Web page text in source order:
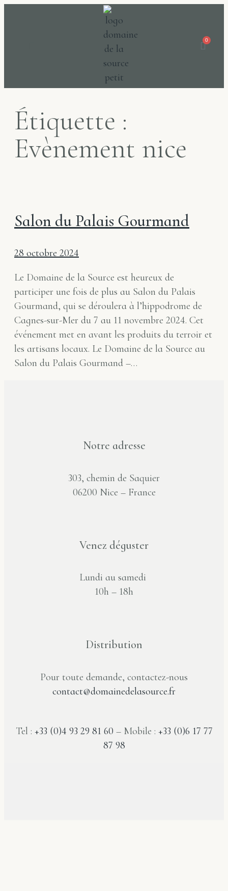
0
Étiquette :
Evènement nice
Salon du Palais Gourmand
28 octobre 2024
Le Domaine de la Source est heureux de
participer une fois de plus au Salon du Palais
Gourmand, qui se déroulera à l’hippodrome de
Cagnes-sur-Mer du 7 au 11 novembre 2024. Cet
événement met en avant les produits du terroir et
les artisans locaux. Le Domaine de la Source au
Salon du Palais Gourmand –…
Notre adresse
303, chemin de Saquier
06200 Nice – France
Venez déguster
Lundi au samedi
10h – 18h
Distribution
Pour toute demande, contactez-nous
contact@domainedelasource.fr
Tel : +33 (0)4 93 29 81 60 – Mobile : +33 (0)6 17 77
87 98